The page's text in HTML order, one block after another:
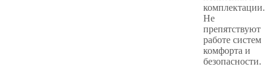
комплектации.
Не
препятствуют
работе систем
комфорта и
безопасности.